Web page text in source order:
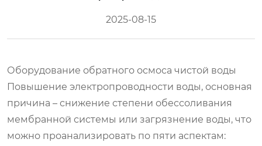
2025-08-15
Оборудование обратного осмоса чистой воды
Повышение электропроводности воды, основная
причина – снижение степени обессоливания
мембранной системы или загрязнение воды, что
можно проанализировать по пяти аспектам: